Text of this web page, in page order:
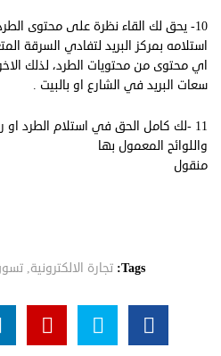
10- يحق لك القاء نظرة على محتوى
استلامه بمركز البريد لتفادي السرقة
اي محتوى من محتويات الطرد، لذلك
سعات البريد في الشارع او بالبيت .
11 -لك كامل الحق في استلام الطرد
واللوائح المعمول بها
منقول
Tags: تجارة الالكترونية,